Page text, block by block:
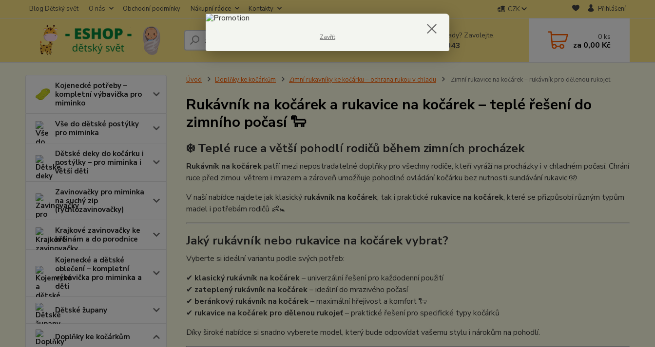
Blog Dětský svět O nás Obchodní podmínky Nákupní rádce Kontakty CZK Přihlášení
Hledat Nevíte si rady? Zavolejte.
604278943
0 ks
za 0,00 Kč
Kojenecké potřeby –
kompletní výbavička pro
miminko
Vše do dětské postýlky
pro miminka
Dětské deky do kočárku i
postýlky – pro miminka i
větší děti
Zavinovačky pro miminka
na suchý zip
(rychlozavinovačky)
Krajkové zavinovačky ke
křtinám a do porodnice
Kojenecké a dětské
oblečení – kompletní
výbavička pro miminka a
děti
Dětské župany
Doplňky ke kočárkům
Úvod Doplňky ke kočárkům Zimní rukavníky ke kočárku – ochrana rukou v chladu Zimní rukavice na kočárek – rukávník pro dělenou rukojeť
Rukávník na kočárek a rukavice na kočárek – teplé řešení do
zimního počasí 🐑
❄️ Teplé ruce a větší pohodlí rodičů během zimních procházek
Rukávník na kočárekpatří mezi nepostradatelné doplňky pro všechny rodiče, kteří vyráží na procházky i v chladném počasí. Chrání
ruce před zimou, větrem i mrazem a zároveň umožňuje pohodlné ovládání kočárku bez nutnosti sundávání rukavic 🧤
V naší nabídce najdete jak klasický rukávník na kočárek, tak i praktické rukavice na kočárek, které se přizpůsobí různým typům
madel i potřebám rodičů 👶🚼
Jaký rukávník nebo rukavice na kočárek vybrat?
Vyberte si ideální variantu podle svých potřeb:
✔ klasický rukávník na kočárek– univerzální řešení pro každodenní použití
✔ zateplený rukávník na kočárek– ideální do mrazivého počasí
✔ beránkový rukávník na kočárek– maximální hřejivost a komfort 🐑
✔ rukavice na kočárek pro dělenou rukojeť– praktické řešení pro specifické typy kočárků
Díky široké nabídce si snadno vyberete model, který bude odpovídat vašemu stylu i nárokům na pohodlí.
Zavřít